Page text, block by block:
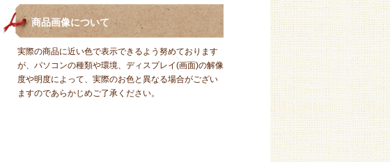
商品画像について
実際の商品に近い色で表示できるよう努めております
が、パソコンの種類や環境、ディスプレイ(画面)の解像
度や明度によって、実際のお色と異なる場合がござい
ますのであらかじめご了承ください。